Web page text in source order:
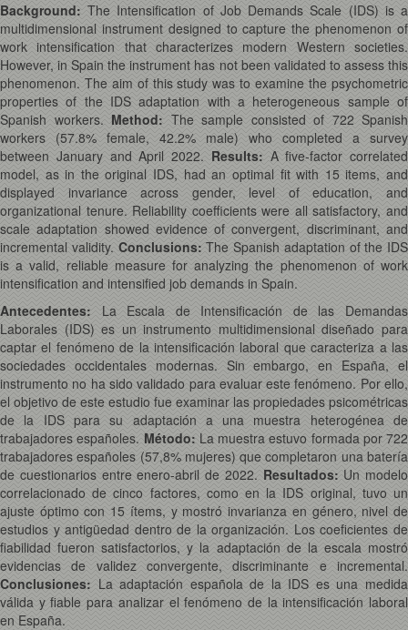
Background: The Intensification of Job Demands Scale (IDS) is a
multidimensional instrument designed to capture the phenomenon of
work intensification that characterizes modern Western societies.
However, in Spain the instrument has not been validated to assess this
phenomenon. The aim of this study was to examine the psychometric
properties of the IDS adaptation with a heterogeneous sample of
Spanish workers. Method: The sample consisted of 722 Spanish
workers (57.8% female, 42.2% male) who completed a survey
between January and April 2022. Results: A five-factor correlated
model, as in the original IDS, had an optimal fit with 15 items, and
displayed invariance across gender, level of education, and
organizational tenure. Reliability coefficients were all satisfactory, and
scale adaptation showed evidence of convergent, discriminant, and
incremental validity. Conclusions: The Spanish adaptation of the IDS
is a valid, reliable measure for analyzing the phenomenon of work
intensification and intensified job demands in Spain.
Antecedentes: La Escala de Intensificación de las Demandas
Laborales (IDS) es un instrumento multidimensional diseñado para
captar el fenómeno de la intensificación laboral que caracteriza a las
sociedades occidentales modernas. Sin embargo, en España, el
instrumento no ha sido validado para evaluar este fenómeno. Por ello,
el objetivo de este estudio fue examinar las propiedades psicométricas
de la IDS para su adaptación a una muestra heterogénea de
trabajadores españoles. Método: La muestra estuvo formada por 722
trabajadores españoles (57,8% mujeres) que completaron una batería
de cuestionarios entre enero-abril de 2022. Resultados: Un modelo
correlacionado de cinco factores, como en la IDS original, tuvo un
ajuste óptimo con 15 ítems, y mostró invarianza en género, nivel de
estudios y antigüedad dentro de la organización. Los coeficientes de
fiabilidad fueron satisfactorios, y la adaptación de la escala mostró
evidencias de validez convergente, discriminante e incremental.
Conclusiones: La adaptación española de la IDS es una medida
válida y fiable para analizar el fenómeno de la intensificación laboral
en España.